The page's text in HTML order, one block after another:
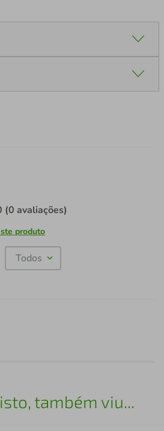
(0 avaliações)
produto
Todos
também viu...